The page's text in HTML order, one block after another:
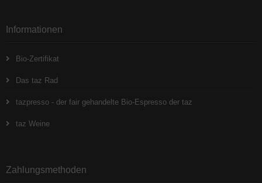
Informationen
Bio-Zertifikat
Das taz Rad
tazpresso - der fair gehandelte Bio-Espresso der taz
taz Weine
Zahlungsmethoden